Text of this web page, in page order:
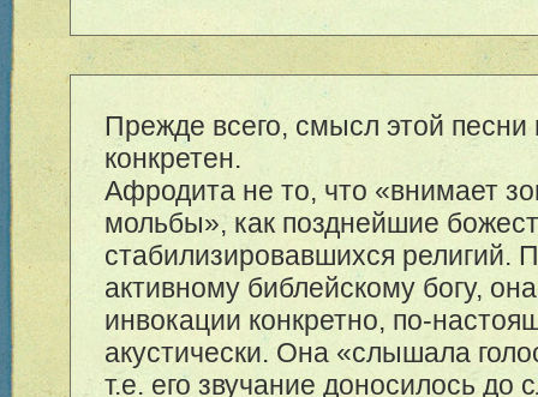
Прежде всего, смысл этой песни
конкретен.
Афродита не то, что «внимает
мольбы», как позднейшие
стабилизировавшихся религий.
активному библейскому богу,
инвокации конкретно, по-
акустически. Она «слышала
т.е. его звучание доносилось до